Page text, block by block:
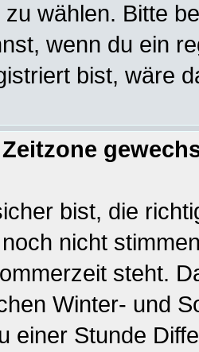
wählen. Bitte
wenn du ein
bist, wäre
bist, die
nicht
steht.
Winter- und
einer Stunde